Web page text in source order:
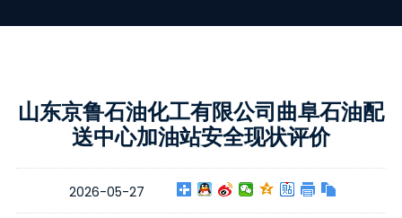
山东京鲁石油化工有限公司曲阜石油配
送中心加油站安全现状评价
2026-05-27